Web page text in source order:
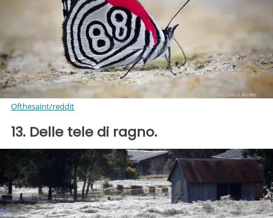
Ofthesaint/reddit
13. Delle tele di ragno.